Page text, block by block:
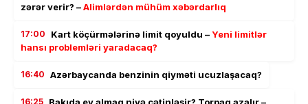
zərər verir? –Alimlərdən mühüm xəbərdarlıq
17:00 Kart köçürmələrinə limit qoyuldu –Yeni limitlər
hansı problemləri yaradacaq?
16:40 Azərbaycanda benzinin qiyməti ucuzlaşacaq?
16:25